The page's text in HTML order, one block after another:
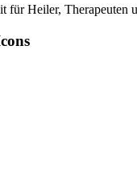
für Heiler, Therapeuten